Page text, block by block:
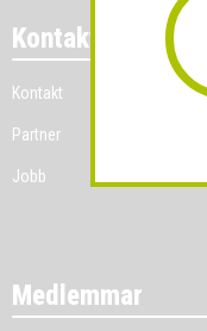
Kontakt
Kontakt
Partner
Jobb
Medlemmar